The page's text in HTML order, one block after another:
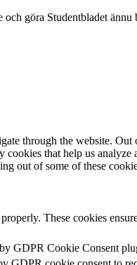
göra Studentbladet
through the website.
that help us
out of some of these
These cookies
GDPR Cookie Consent